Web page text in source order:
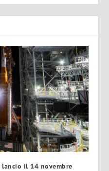
il 14 novembre